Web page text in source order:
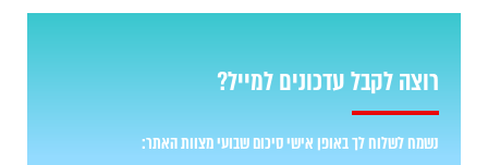
רוצה לקבל עדכונים למייל?
נשמח לשלוח לך באופן אישי סיכום שבועי מצוות האתר: